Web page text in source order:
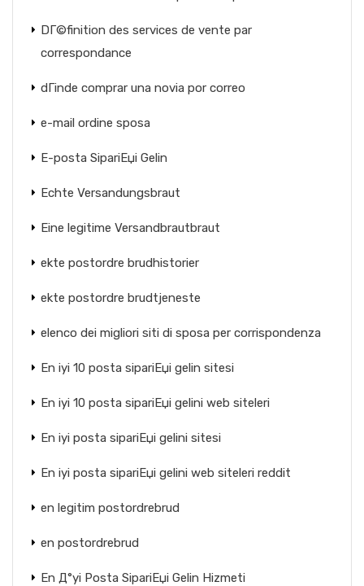
DГ©finition des services de vente par
correspondance
dГіnde comprar una novia por correo
e-mail ordine sposa
E-posta SipariЕџi Gelin
Echte Versandungsbraut
Eine legitime Versandbrautbraut
ekte postordre brudhistorier
ekte postordre brudtjeneste
elenco dei migliori siti di sposa per corrispondenza
En iyi 10 posta sipariЕџi gelin sitesi
En iyi 10 posta sipariЕџi gelini web siteleri
En iyi posta sipariЕџi gelini sitesi
En iyi posta sipariЕџi gelini web siteleri reddit
en legitim postordrebrud
en postordrebrud
En Д°yi Posta SipariЕџi Gelin Hizmeti